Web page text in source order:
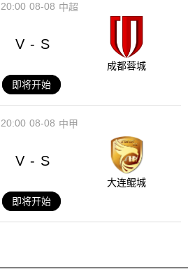
08-08
20:00 中超
V - S
成都蓉城
即将开始
08-08
20:00 中甲
V - S
大连鲲城
即将开始